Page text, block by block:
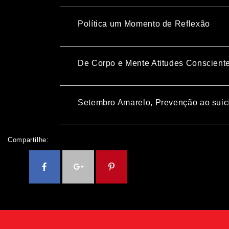
Política um Momento de Reflexão
De Corpo e Mente Atitudes
Setembro Amarelo, Prevenção ao
Compartilhe: